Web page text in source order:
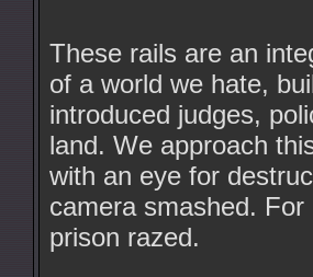
These rails are an
of a world we hate,
introduced judges,
land. We approach
with an eye for
camera smashed.
prison razed.